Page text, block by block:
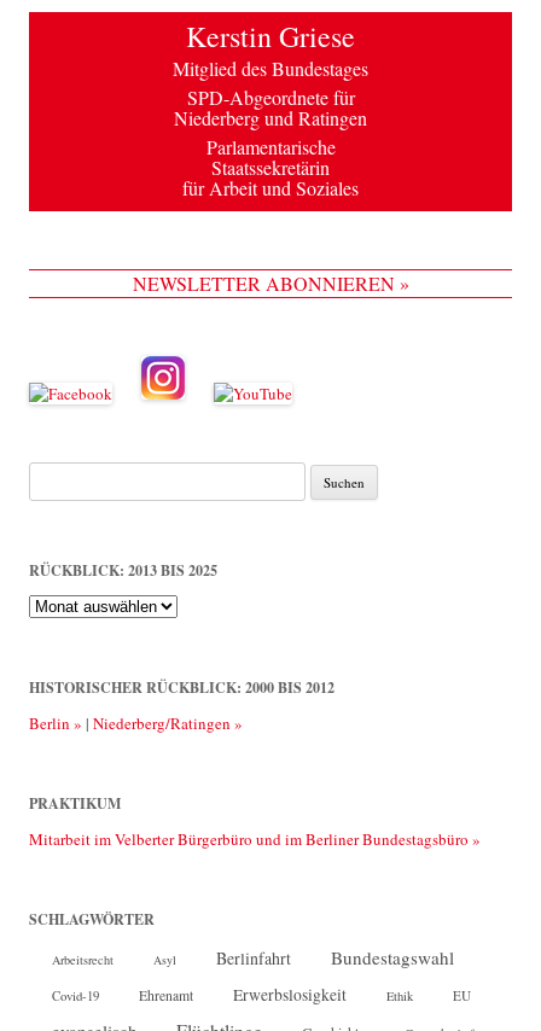
Kerstin Griese
Mitglied des Bundestages
SPD-Abgeordnete für
Niederberg und Ratingen
Parlamentarische
Staatssekretärin
für Arbeit und Soziales
NEWSLETTER ABONNIEREN »
Suche
nach:
RÜCKBLICK: 2013 BIS 2025
Rückblick:
2013
HISTORISCHER RÜCKBLICK: 2000 BIS 2012
Berlin » | Niederberg/Ratingen »
PRAKTIKUM
Mitarbeit im Velberter Bürgerbüro und im Berliner Bundestagsbüro »
SCHLAGWÖRTER
Arbeitsrecht Asyl Berlinfahrt Bundestagswahl
Covid-19 Ehrenamt Erwerbslosigkeit Ethik EU